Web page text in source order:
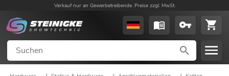
Verkauf nur an Gewerbetreibende. Preise zzgl. MwSt.